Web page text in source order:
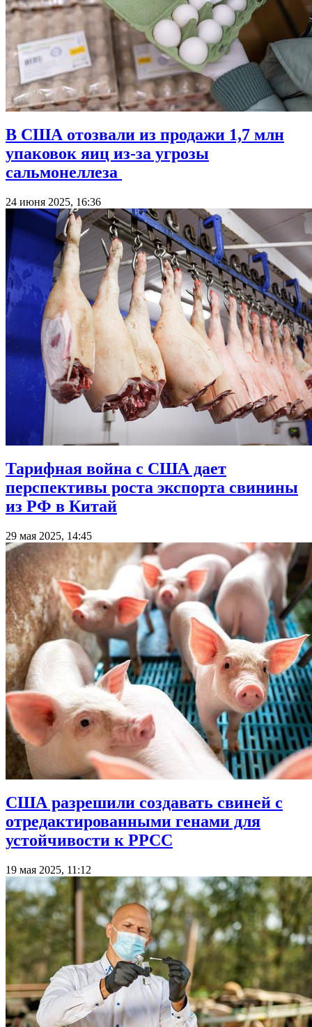
В США отозвали из продажи 1,7 млн
упаковок яиц из-за угрозы
сальмонеллеза
24 июня 2025, 16:36
Тарифная война с США дает
перспективы роста экспорта свинины
из РФ в Китай
29 мая 2025, 14:45
США разрешили создавать свиней с
отредактированными генами для
устойчивости к РРСС
19 мая 2025, 11:12